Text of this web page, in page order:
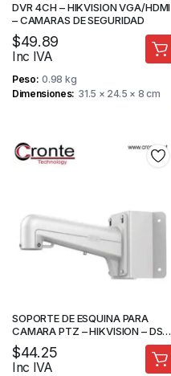
DVR 4CH – HIKVISION VGA/HDMI
– CAMARAS DE SEGURIDAD
$49.89
Inc IVA
Peso 0.98 kg
Dimensiones 31.5 × 24.5 × 8 cm
SOPORTE DE ESQUINA PARA
CAMARA PTZ – HIKVISION – DS-
1602ZJ-CORNER
$44.25
Inc IVA